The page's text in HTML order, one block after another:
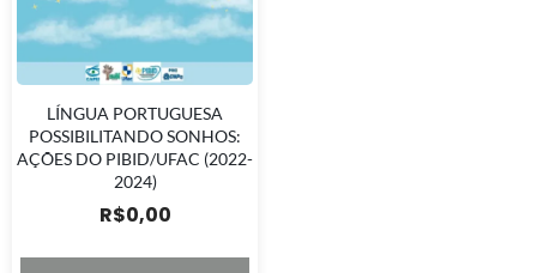
LÍNGUA PORTUGUESA
POSSIBILITANDO SONHOS:
AÇÕES DO PIBID/UFAC (2022-
2024)
R$0,00